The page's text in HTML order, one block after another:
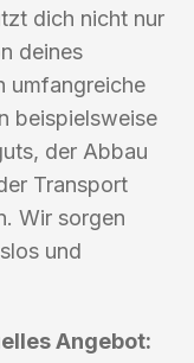
dich nicht nur
deines
umfangreiche
beispielsweise
der Abbau
Transport
Wir sorgen
und
Angebot: